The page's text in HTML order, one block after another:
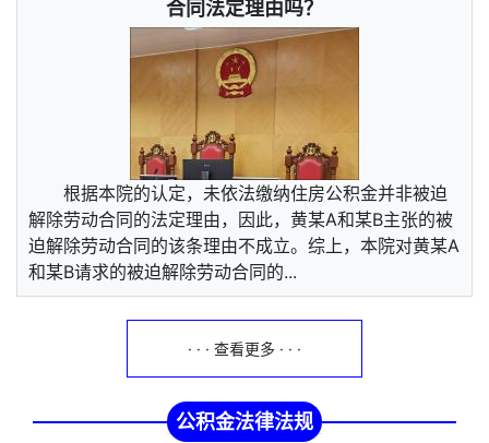
合同法定理由吗？
根据本院的认定，未依法缴纳住房公积金并非被迫
解除劳动合同的法定理由，因此，黄某A和某B主张的被
迫解除劳动合同的该条理由不成立。综上，本院对黄某A
和某B请求的被迫解除劳动合同的...
· · · 查看更多 · · ·
公积金法律法规